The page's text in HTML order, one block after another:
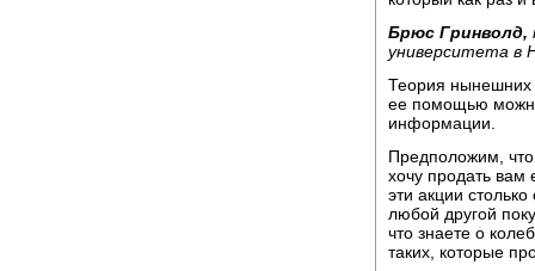
Брюс Гринволд,
университета в
Теория нынешних
ее помощью
информации.
Предположим,
хочу продать вам
эти акции
любой другой
что знаете о
таких, которые